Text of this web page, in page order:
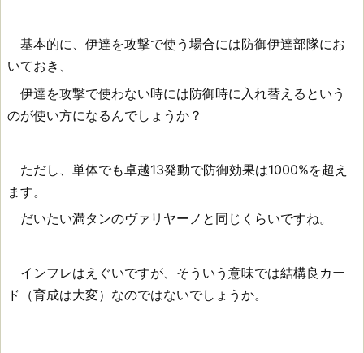
基本的に、伊達を攻撃で使う場合には防御伊達部隊にお
いておき、
伊達を攻撃で使わない時には防御時に入れ替えるという
のが使い方になるんでしょうか？
ただし、単体でも卓越13発動で防御効果は1000%を超え
ます。
だいたい満タンのヴァリヤーノと同じくらいですね。
インフレはえぐいですが、そういう意味では結構良カー
ド（育成は大変）なのではないでしょうか。